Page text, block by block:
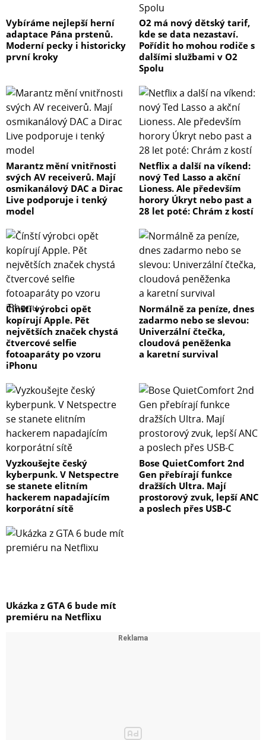
Vybíráme nejlepší herní
adaptace Pána prstenů.
Moderní pecky i historicky
první kroky
O2 má nový dětský tarif,
kde se data nezastaví.
Pořídit ho mohou rodiče s
dalšími službami v O2
Spolu
Marantz mění vnitřnosti
svých AV receiverů. Mají
osmikanálový DAC a Dirac
Live podporuje i tenký
model
Netflix a další na víkend:
nový Ted Lasso a akční
Lioness. Ale především
horory Úkryt nebo past a
28 let poté: Chrám z kostí
Čínští výrobci opět
kopírují Apple. Pět
největších značek chystá
čtvercové selfie
fotoaparáty po vzoru
iPhonu
Normálně za peníze, dnes
zadarmo nebo se slevou:
Univerzální čtečka,
cloudová peněženka
a karetní survival
Vyzkoušejte český
kyberpunk. V Netspectre
se stanete elitním
hackerem napadajícím
korporátní sítě
Bose QuietComfort 2nd
Gen přebírají funkce
dražších Ultra. Mají
prostorový zvuk, lepší ANC
a poslech přes USB-C
Ukázka z GTA 6 bude mít
premiéru na Netflixu